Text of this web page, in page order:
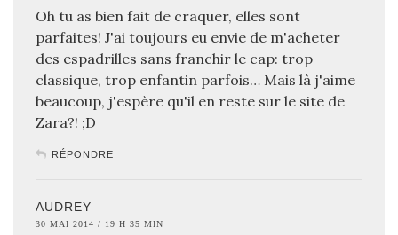
Oh tu as bien fait de craquer, elles sont
parfaites! J'ai toujours eu envie de m'acheter
des espadrilles sans franchir le cap: trop
classique, trop enfantin parfois… Mais là j'aime
beaucoup, j'espère qu'il en reste sur le site de
Zara?! ;D
RÉPONDRE
AUDREY
30 MAI 2014 / 19 H 35 MIN